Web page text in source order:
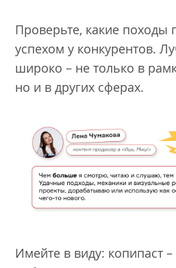
Проверьте, какие походы
успехом у конкурентов.
широко – не только в
но и в других сферах.
Имейте в виду: копипаст –